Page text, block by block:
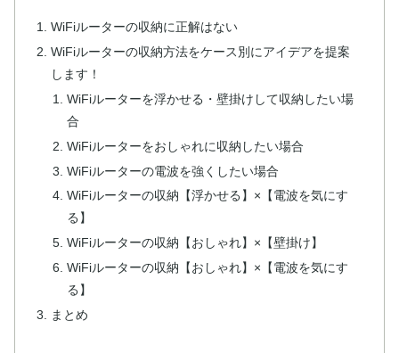
WiFiルーターの収納に正解はない
WiFiルーターの収納方法をケース別にアイデアを提案
します！
WiFiルーターを浮かせる・壁掛けして収納したい場
合
WiFiルーターをおしゃれに収納したい場合
WiFiルーターの電波を強くしたい場合
WiFiルーターの収納【浮かせる】×【電波を気にす
る】
WiFiルーターの収納【おしゃれ】×【壁掛け】
WiFiルーターの収納【おしゃれ】×【電波を気にす
る】
まとめ